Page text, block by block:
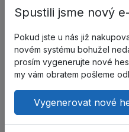
všechny různé potřeby
zajišťuje správnou oporu
každém místě opory
materiálu zajišťuje
ovlivňovala dokonalé
fázích chůze a ohybu.
Podšívka: polyuretan/TPU
Špička: nekovový
Mezipodešev:
Spustili jsme nový
Pokud jste u nás již
novém systému bohužel
prosím vygenerujte nové
my vám obratem pošleme
Vygenerovat nové